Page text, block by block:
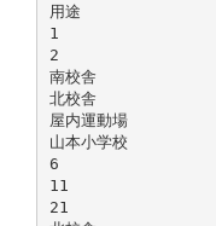
用途
1
2
南校舎
北校舎
屋内運動場
山本小学校
6
11
21